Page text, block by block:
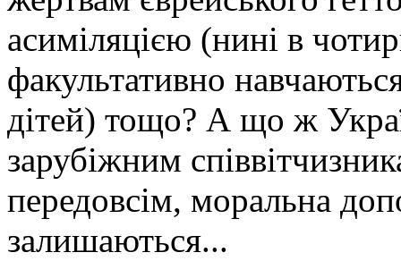
асиміляцією (нині в
факультативно
дітей) тощо? А що ж
зарубіжним
передовсім, моральна
залишаються...